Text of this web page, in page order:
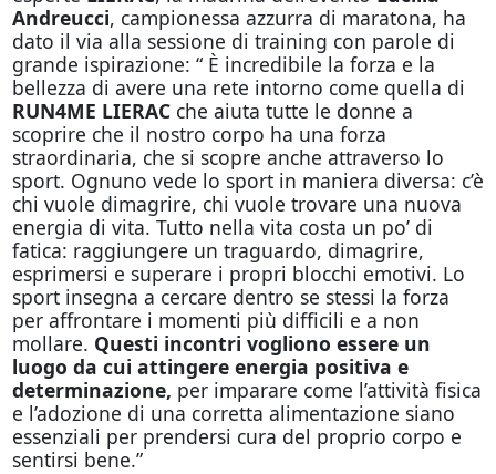
Andreucci, campionessa azzurra di maratona, ha
dato il via alla sessione di training con parole di
grande ispirazione: “ È incredibile la forza e la
bellezza di avere una rete intorno come quella di
RUN4ME LIERACche aiuta tutte le donne a
scoprire che il nostro corpo ha una forza
straordinaria, che si scopre anche attraverso lo
sport. Ognuno vede lo sport in maniera diversa: c’è
chi vuole dimagrire, chi vuole trovare una nuova
energia di vita. Tutto nella vita costa un po’ di
fatica: raggiungere un traguardo, dimagrire,
esprimersi e superare i propri blocchi emotivi. Lo
sport insegna a cercare dentro se stessi la forza
per affrontare i momenti più difficili e a non
mollare. Questi incontri vogliono essere un
luogo da cui attingere energia positiva e
determinazione, per imparare come l’attività fisica
e l’adozione di una corretta alimentazione siano
essenziali per prendersi cura del proprio corpo e
sentirsi bene.”